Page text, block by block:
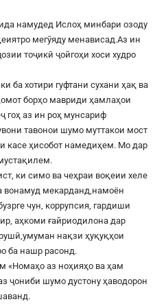
намудед Ислоҳ минбари озоду
мегӯяду менависад.Аз ин
тоҷикӣ ҷойгоҳи хоси худро
ба хотири гуфтани сухани ҳақ ва
борҳо мавриди ҳамлаҳои
гоҳ аз ин роҳ мунсариф
тавонои шумо муттакои мост
касе ҳисобот намедиҳем. Мо дар
ки симо ва чеҳраи воқеии хеле
вонамуд мекарданд,намоён
чун, коррупсия, гардиши
аҳкоми ғайриодилона дар
нақзи ҳуқуқҳои
ба нашр расонд.
«Номаҳо аз ноҳияҳо ва ҳам
ҷониби шумо дустону ҳаводорон